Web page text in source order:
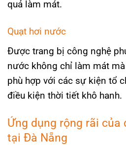
quả làm mát.
Quạt hơi nước
Được trang bị công nghệ
nước không chỉ làm mát
phù hợp với các sự kiện tổ
điều kiện thời tiết khô hanh.
Ứng dụng rộng rãi của
tại Đà Nẵng